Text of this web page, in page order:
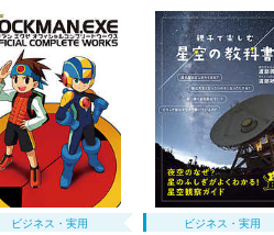
ビジネス・実用 ビジネス・実用